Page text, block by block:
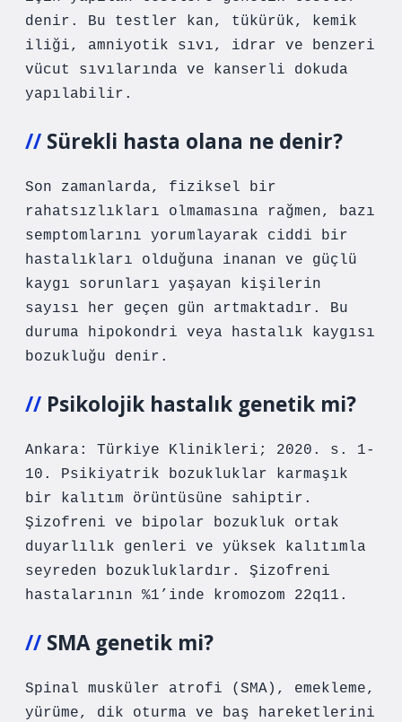
denir. Bu testler kan, tükürük, kemik
iliği, amniyotik sıvı, idrar ve benzeri
vücut sıvılarında ve kanserli dokuda
yapılabilir.
Sürekli hasta olana ne denir?
Son zamanlarda, fiziksel bir
rahatsızlıkları olmamasına rağmen, bazı
semptomlarını yorumlayarak ciddi bir
hastalıkları olduğuna inanan ve güçlü
kaygı sorunları yaşayan kişilerin
sayısı her geçen gün artmaktadır. Bu
duruma hipokondri veya hastalık kaygısı
bozukluğu denir.
Psikolojik hastalık genetik mi?
Ankara: Türkiye Klinikleri; 2020. s. 1-
10. Psikiyatrik bozukluklar karmaşık
bir kalıtım örüntüsüne sahiptir.
Şizofreni ve bipolar bozukluk ortak
duyarlılık genleri ve yüksek kalıtımla
seyreden bozukluklardır. Şizofreni
hastalarının %1’inde kromozom 22q11.
SMA genetik mi?
Spinal musküler atrofi (SMA), emekleme,
yürüme, dik oturma ve baş hareketlerini